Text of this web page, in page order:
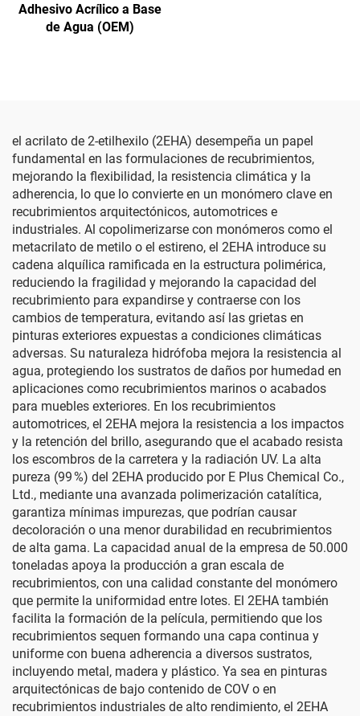
Adhesivo Acrílico a Base
de Agua (OEM)
el acrilato de 2-etilhexilo (2EHA) desempeña un papel
fundamental en las formulaciones de recubrimientos,
mejorando la flexibilidad, la resistencia climática y la
adherencia, lo que lo convierte en un monómero clave en
recubrimientos arquitectónicos, automotrices e
industriales. Al copolimerizarse con monómeros como el
metacrilato de metilo o el estireno, el 2EHA introduce su
cadena alquílica ramificada en la estructura polimérica,
reduciendo la fragilidad y mejorando la capacidad del
recubrimiento para expandirse y contraerse con los
cambios de temperatura, evitando así las grietas en
pinturas exteriores expuestas a condiciones climáticas
adversas. Su naturaleza hidrófoba mejora la resistencia al
agua, protegiendo los sustratos de daños por humedad en
aplicaciones como recubrimientos marinos o acabados
para muebles exteriores. En los recubrimientos
automotrices, el 2EHA mejora la resistencia a los impactos
y la retención del brillo, asegurando que el acabado resista
los escombros de la carretera y la radiación UV. La alta
pureza (99 %) del 2EHA producido por E Plus Chemical Co.,
Ltd., mediante una avanzada polimerización catalítica,
garantiza mínimas impurezas, que podrían causar
decoloración o una menor durabilidad en recubrimientos
de alta gama. La capacidad anual de la empresa de 50.000
toneladas apoya la producción a gran escala de
recubrimientos, con una calidad constante del monómero
que permite la uniformidad entre lotes. El 2EHA también
facilita la formación de la película, permitiendo que los
recubrimientos sequen formando una capa continua y
uniforme con buena adherencia a diversos sustratos,
incluyendo metal, madera y plástico. Ya sea en pinturas
arquitectónicas de bajo contenido de COV o en
recubrimientos industriales de alto rendimiento, el 2EHA